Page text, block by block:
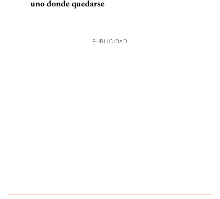
uno donde quedarse
PUBLICIDAD